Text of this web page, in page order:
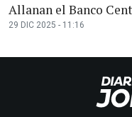
Allanan el Banco
29 DIC 2025 - 11:16